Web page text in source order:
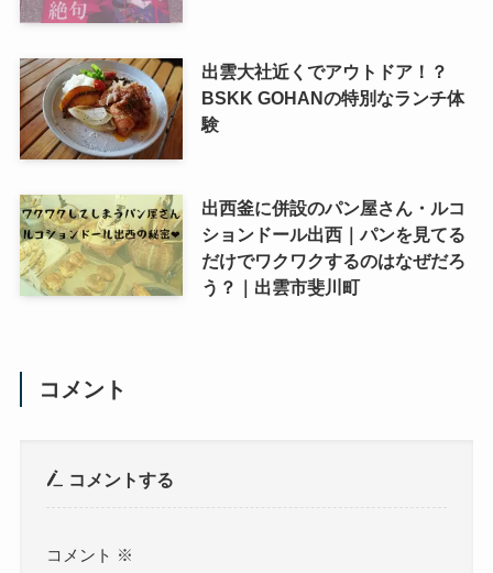
出雲大社近くでアウトドア！？
BSKK GOHANの特別なランチ体
験
出西釜に併設のパン屋さん・ルコ
ションドール出西｜パンを見てる
だけでワクワクするのはなぜだろ
う？｜出雲市斐川町
コメント
コメントする
コメント ※